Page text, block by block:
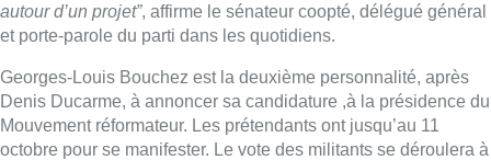
autour d’un projet”, affirme le sénateur coopté, délégué général
et porte-parole du parti dans les quotidiens.
Georges-Louis Bouchez est la deuxième personnalité, après
Denis Ducarme, à annoncer sa candidature ,à la présidence du
Mouvement réformateur. Les prétendants ont jusqu’au 11
octobre pour se manifester. Le vote des militants se déroulera à